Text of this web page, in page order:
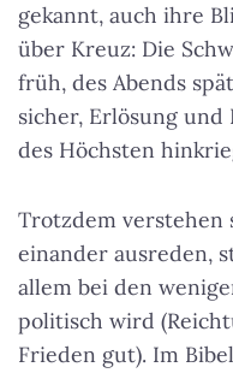
gekannt, auch ihre
über Kreuz: Die
früh, des Abends
sicher, Erlösung
des Höchsten
Trotzdem verstehen
einander ausreden,
allem bei den
politisch wird
Frieden gut). Im